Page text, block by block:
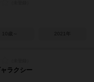
10歳～ 2021年
ラクシー